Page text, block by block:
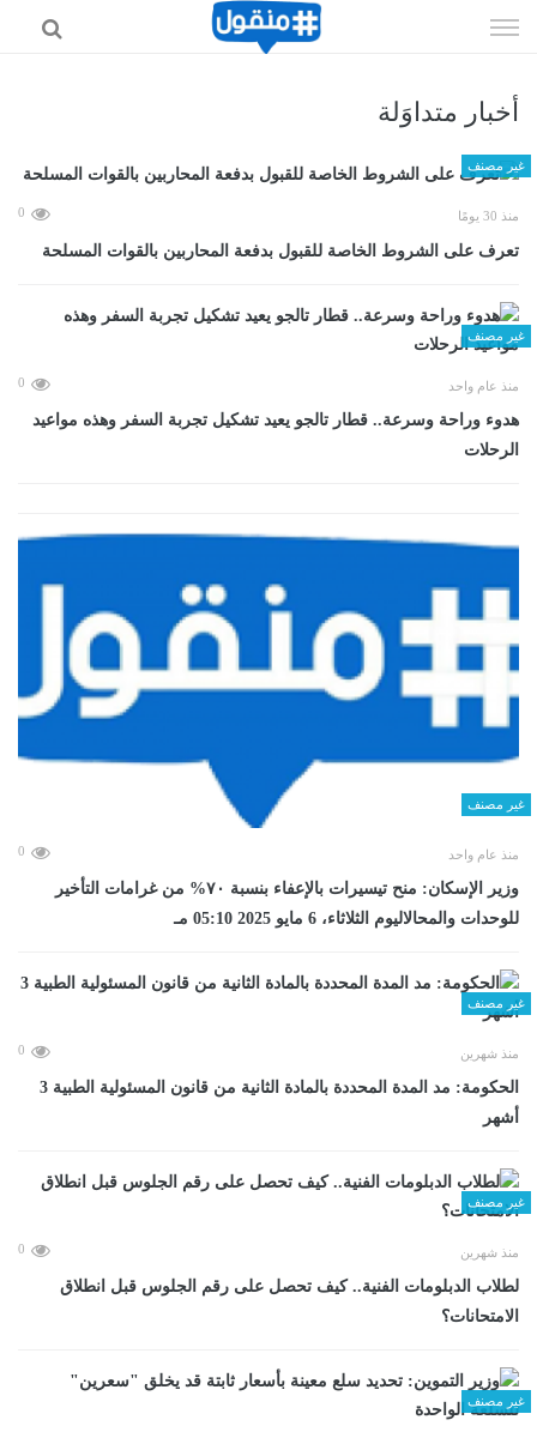
الى
أخبار متداوَلة
غير مصنف
منذ 30 يومًا 0
تعرف على الشروط الخاصة للقبول بدفعة المحاربين بالقوات المسلحة
غير مصنف
منذ عام واحد 0
هدوء وراحة وسرعة.. قطار تالجو يعيد تشكيل تجربة السفر وهذه مواعيد
الرحلات
غير مصنف
منذ عام واحد 0
وزير الإسكان: منح تيسيرات بالإعفاء بنسبة ٧٠% من غرامات التأخير
للوحدات والمحالاليوم الثلاثاء، 6 مايو 2025 05:10 مـ
غير مصنف
منذ شهرين 0
الحكومة: مد المدة المحددة بالمادة الثانية من قانون المسئولية الطبية 3
أشهر
غير مصنف
منذ شهرين 0
لطلاب الدبلومات الفنية.. كيف تحصل على رقم الجلوس قبل انطلاق
الامتحانات؟
غير مصنف